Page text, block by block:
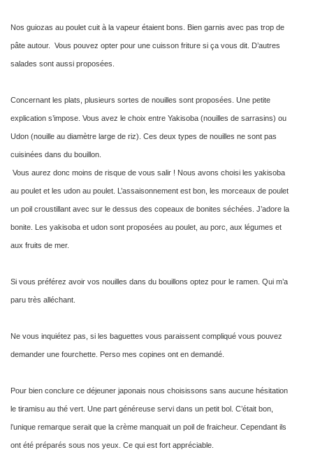
Nos guiozas au poulet cuit à la vapeur étaient bons. Bien garnis avec pas trop de
pâte autour. Vous pouvez opter pour une cuisson friture si ça vous dit. D’autres
salades sont aussi proposées.
Concernant les plats, plusieurs sortes de nouilles sont proposées. Une petite
explication s’impose. Vous avez le choix entre Yakisoba (nouilles de sarrasins) ou
Udon (nouille au diamètre large de riz). Ces deux types de nouilles ne sont pas
cuisinées dans du bouillon.
Vous aurez donc moins de risque de vous salir ! Nous avons choisi les yakisoba
au poulet et les udon au poulet. L’assaisonnement est bon, les morceaux de poulet
un poil croustillant avec sur le dessus des copeaux de bonites séchées. J’adore la
bonite. Les yakisoba et udon sont proposées au poulet, au porc, aux légumes et
aux fruits de mer.
Si vous préférez avoir vos nouilles dans du bouillons optez pour le ramen. Qui m’a
paru très alléchant.
Ne vous inquiétez pas, si les baguettes vous paraissent compliqué vous pouvez
demander une fourchette. Perso mes copines ont en demandé.
Pour bien conclure ce déjeuner japonais nous choisissons sans aucune hésitation
le tiramisu au thé vert. Une part généreuse servi dans un petit bol. C’était bon,
l’unique remarque serait que la crème manquait un poil de fraicheur. Cependant ils
ont été préparés sous nos yeux. Ce qui est fort appréciable.